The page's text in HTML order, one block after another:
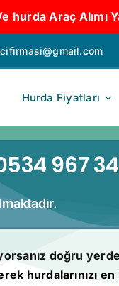
hurda Araç Alımı
Hurda Fiyatları
967
doğru
hurdalarınızı